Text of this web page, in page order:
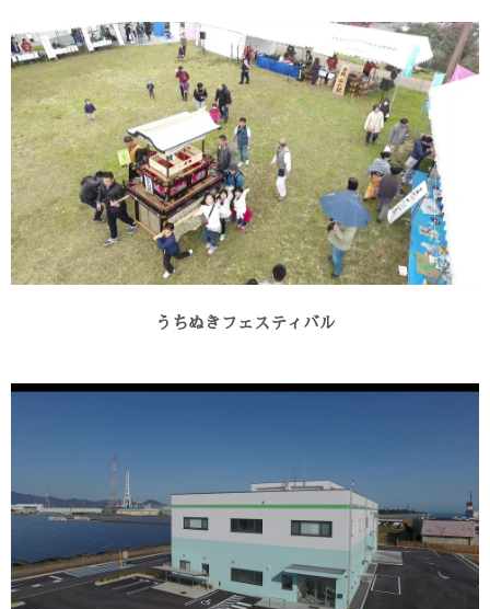
うちぬきフェスティバル